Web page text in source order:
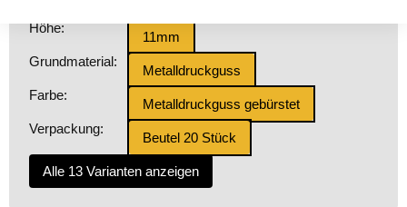
Höhe:
11mm
Grundmaterial:
Metalldruckguss
Farbe:
Metalldruckguss gebürstet
Verpackung:
Beutel 20 Stück
Alle 13 Varianten anzeigen